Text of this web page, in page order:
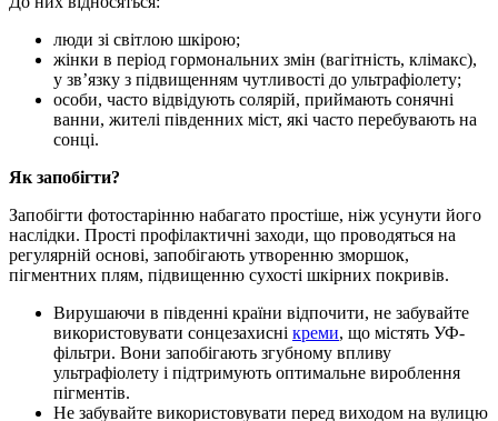
люди зі світлою шкірою;
жінки в період гормональних змін (вагітність, клімакс),
у зв’язку з підвищенням чутливості до ультрафіолету;
особи, часто відвідують солярій, приймають сонячні
ванни, жителі південних міст, які часто перебувають на
сонці.
Як запобігти?
Запобігти фотостарінню набагато простіше, ніж усунути його
наслідки. Прості профілактичні заходи, що проводяться на
регулярній основі, запобігають утворенню зморшок,
пігментних плям, підвищенню сухості шкірних покривів.
Вирушаючи в південні країни відпочити, не забувайте
використовувати сонцезахисні креми, що містять УФ-
фільтри. Вони запобігають згубному впливу
ультрафіолету і підтримують оптимальне вироблення
пігментів.
Не забувайте використовувати перед виходом на вулицю